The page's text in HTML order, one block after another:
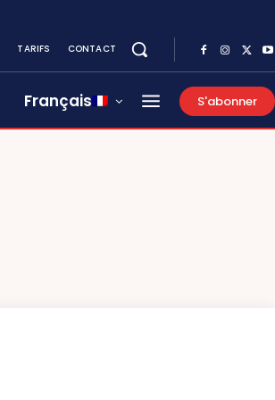
TARIFS CONTACT
Français S'abonner